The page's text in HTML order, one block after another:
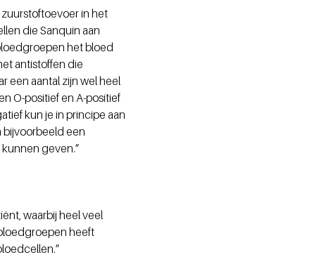
in het
die Sanquin aan
het bloed
antistoffen die
een aantal zijn wel heel
O-positief en A-positief
kun je in principe aan
bijvoorbeeld een
geven.”
waarbij heel veel
heeft